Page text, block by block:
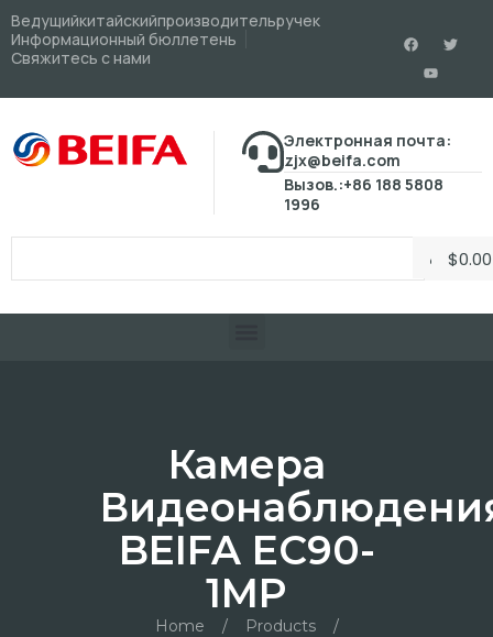
Ведущийкитайскийпроизводительручек
Информационный бюллетень
Свяжитесь с нами
Электронная почта:
zjx@beifa.com
Вызов.:+86 188 5808
1996
$0.00
Камера
BEIFA EC90-
1MP
Home / Products
/